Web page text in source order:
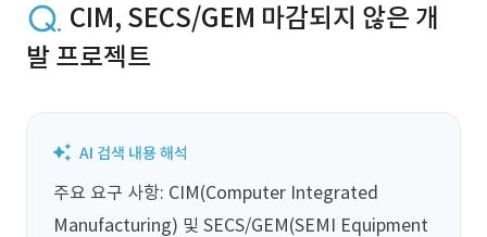
CIM, SECS/GEM 마감되지 않은 개
발 프로젝트
주요 요구 사항: CIM(Computer Integrated
Manufacturing) 및 SECS/GEM(SEMI Equipment